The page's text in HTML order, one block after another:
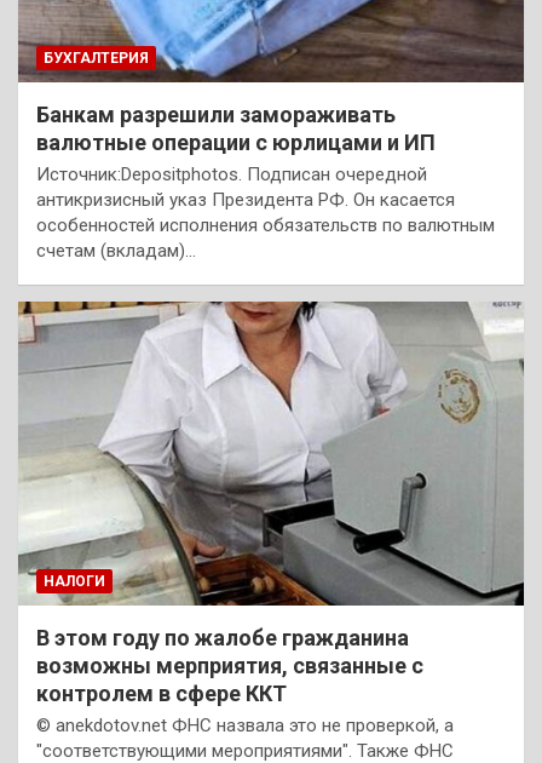
БУХГАЛТЕРИЯ
Банкам разрешили замораживать
валютные операции с юрлицами и ИП
Источник:Depositphotos. Подписан очередной
антикризисный указ Президента РФ. Он касается
особенностей исполнения обязательств по валютным
счетам (вкладам)…
НАЛОГИ
В этом году по жалобе гражданина
возможны мерприятия, связанные с
контролем в сфере ККТ
© anekdotov.net ФНС назвала это не проверкой, а
"соответствующими мероприятиями". Также ФНС